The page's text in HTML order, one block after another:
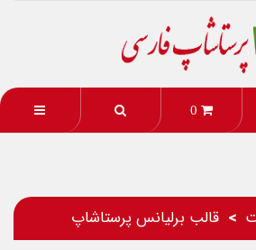
0
قالب برلیانس پرستاشاپ